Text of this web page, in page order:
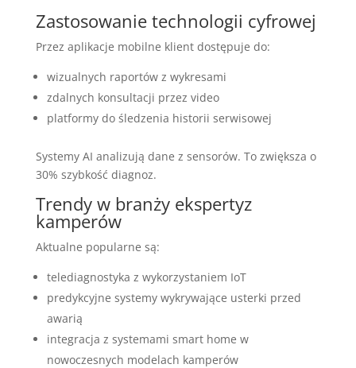
Zastosowanie technologii cyfrowej
Przez aplikacje mobilne klient dostępuje do:
wizualnych raportów z wykresami
zdalnych konsultacji przez video
platformy do śledzenia historii serwisowej
Systemy AI analizują dane z sensorów. To zwiększa o
30% szybkość diagnoz.
Trendy w branży ekspertyz
kamperów
Aktualne popularne są:
telediagnostyka z wykorzystaniem IoT
predykcyjne systemy wykrywające usterki przed
awarią
integracja z systemami smart home w
nowoczesnych modelach kamperów